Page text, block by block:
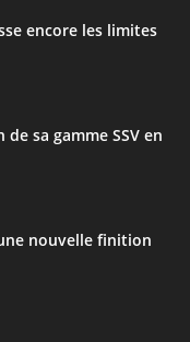
encore les limites
sa gamme SSV en
nouvelle finition